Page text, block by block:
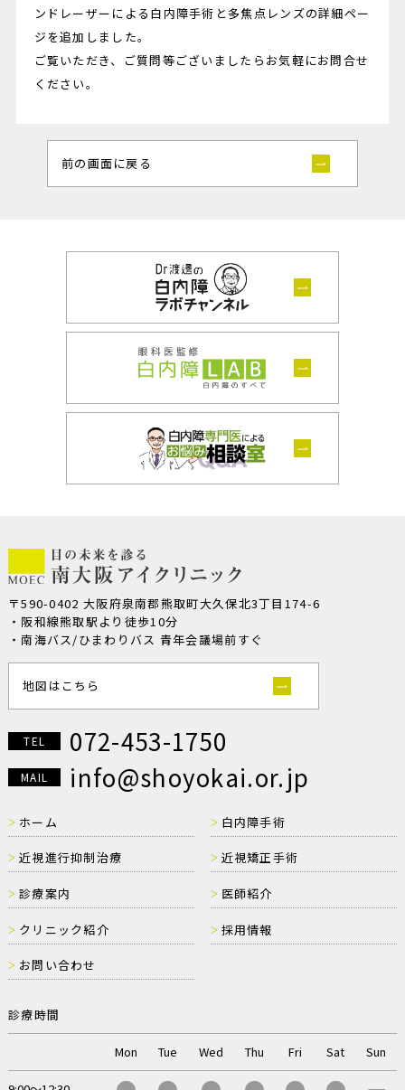
ンドレーザーによる白内障手術と多焦点レンズの詳細ペー
ジを追加しました。
ご覧いただき、ご質問等ございましたらお気軽にお問合せ
ください。
前の画面に戻る
〒590-0402 大阪府泉南郡熊取町大久保北3丁目174-6
・阪和線熊取駅より徒歩10分
・南海バス/ひまわりバス 青年会議場前すぐ
地図はこちら
TEL 072-453-1750
MAIL info@shoyokai.or.jp
ホーム 白内障手術
近視進行抑制治療 近視矯正手術
診療案内 医師紹介
クリニック紹介 採用情報
お問い合わせ
診療時間
Mon Tue Wed Thu Fri Sat Sun